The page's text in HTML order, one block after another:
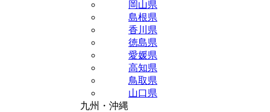
岡山県
島根県
香川県
徳島県
愛媛県
高知県
鳥取県
山口県
九州・沖縄